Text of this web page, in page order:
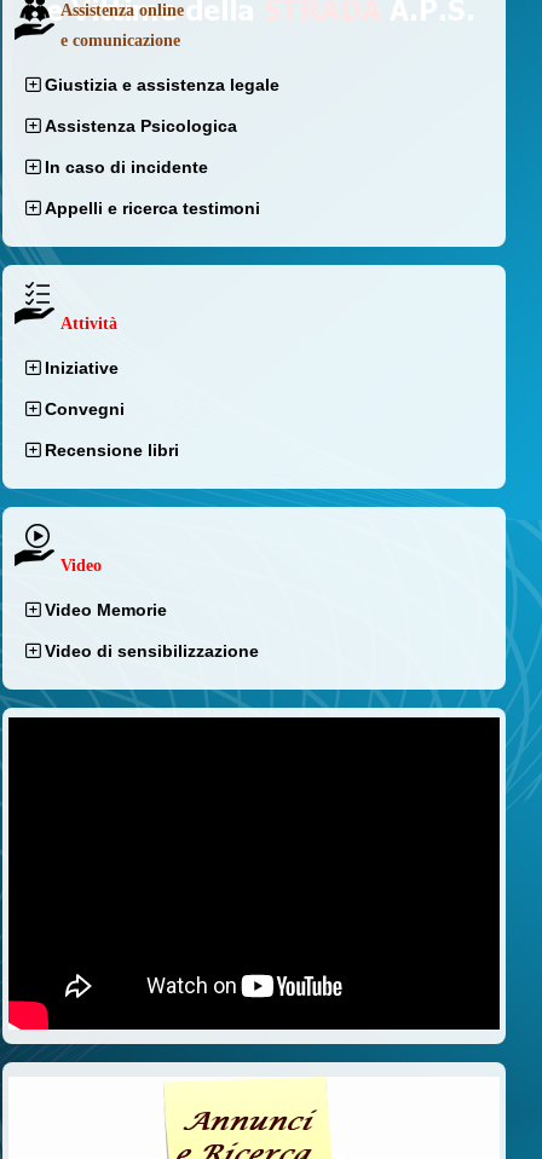
Assistenza online
e comunicazione
Giustizia e assistenza legale
Assistenza Psicologica
In caso di incidente
Appelli e ricerca testimoni
Attività
Iniziative
Convegni
Recensione libri
Video
Video Memorie
Video di sensibilizzazione